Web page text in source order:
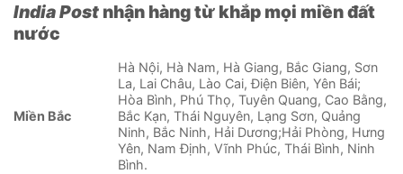
India Post nhận hàng từ khắp mọi miền đất
nước
Miền Bắc
Hà Nội, Hà Nam, Hà Giang, Bắc Giang, Sơn
La, Lai Châu, Lào Cai, Điện Biên, Yên Bái;
Hòa Bình, Phú Thọ, Tuyên Quang, Cao Bằng,
Bắc Kạn, Thái Nguyên, Lạng Sơn, Quảng
Ninh, Bắc Ninh, Hải Dương;Hải Phòng, Hưng
Yên, Nam Định, Vĩnh Phúc, Thái Bình, Ninh
Bình.